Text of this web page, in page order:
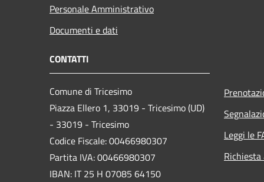
Personale Amministrativo
Documenti e dati
CONTATTI
Comune di Tricesimo
Piazza Ellero 1, 33019 - Tricesimo (UD)
- 33019 - Tricesimo
Codice Fiscale: 00466980307
Partita IVA: 00466980307
IBAN: IT 25 H 07085 64150
Leggi le